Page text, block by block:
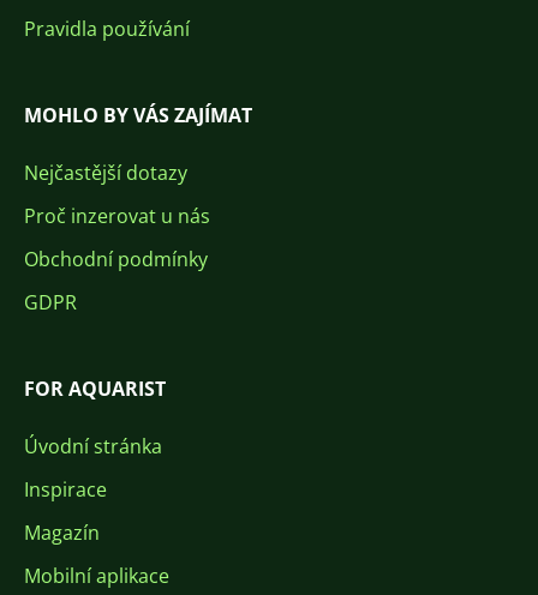
Pravidla používání
MOHLO BY VÁS ZAJÍMAT
Nejčastější dotazy
Proč inzerovat u nás
Obchodní podmínky
GDPR
FOR AQUARIST
Úvodní stránka
Inspirace
Magazín
Mobilní aplikace